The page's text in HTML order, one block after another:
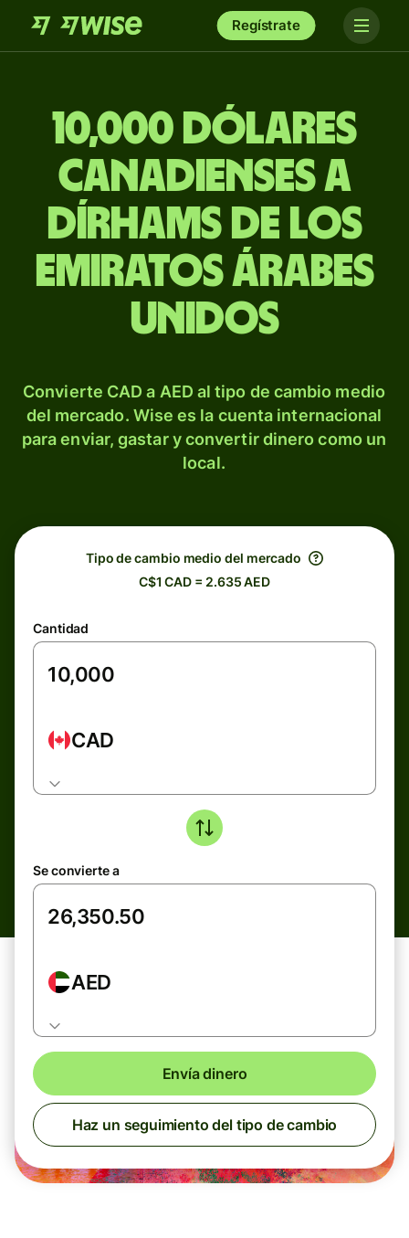
Regístrate
10,000 dólares
canadienses a
dírhams de los
Emiratos Árabes
Unidos
Convierte CAD a AED al tipo de cambio medio
del mercado. Wise es la cuenta internacional
para enviar, gastar y convertir dinero como un
local.
Tipo de cambio medio del mercado
C$1 CAD = 2.635 AED
Cantidad
CAD
Se convierte a
AED
Envía dinero
Haz un seguimiento del tipo de cambio